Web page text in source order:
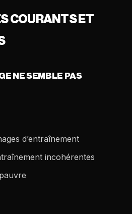
COURANTS ET
NE SEMBLE PAS
d’entraînement
incohérentes